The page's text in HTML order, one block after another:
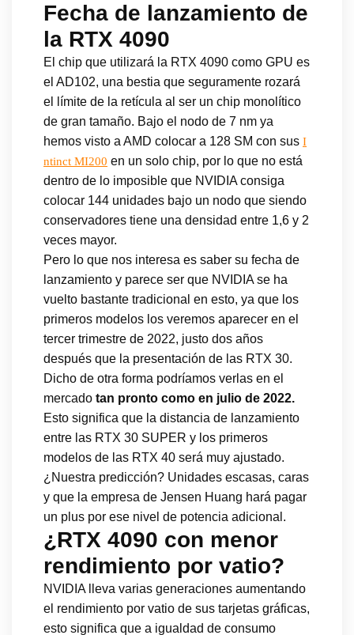
Fecha de lanzamiento de
la RTX 4090
El chip que utilizará la RTX 4090 como GPU es
el AD102, una bestia que seguramente rozará
el límite de la retícula al ser un chip monolítico
de gran tamaño. Bajo el nodo de 7 nm ya
hemos visto a AMD colocar a 128 SM con sus I
ntinct MI200 en un solo chip, por lo que no está
dentro de lo imposible que NVIDIA consiga
colocar 144 unidades bajo un nodo que siendo
conservadores tiene una densidad entre 1,6 y 2
veces mayor.
Pero lo que nos interesa es saber su fecha de
lanzamiento y parece ser que NVIDIA se ha
vuelto bastante tradicional en esto, ya que los
primeros modelos los veremos aparecer en el
tercer trimestre de 2022, justo dos años
después que la presentación de las RTX 30.
Dicho de otra forma podríamos verlas en el
mercado tan pronto como en julio de 2022.
Esto significa que la distancia de lanzamiento
entre las RTX 30 SUPER y los primeros
modelos de las RTX 40 será muy ajustado.
¿Nuestra predicción? Unidades escasas, caras
y que la empresa de Jensen Huang hará pagar
un plus por ese nivel de potencia adicional.
¿RTX 4090 con menor
rendimiento por vatio?
NVIDIA lleva varias generaciones aumentando
el rendimiento por vatio de sus tarjetas gráficas,
esto significa que a igualdad de consumo